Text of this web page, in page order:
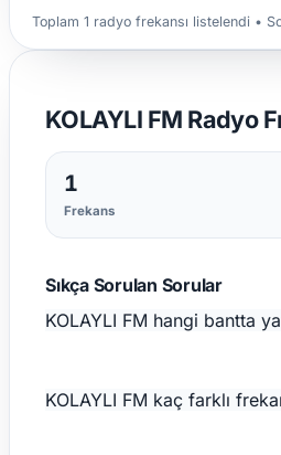
Toplam 1 radyo frekansı listelendi •
KOLAYLI FM Radyo
1
Frekans
Sıkça Sorulan Sorular
KOLAYLI FM hangi bantta
KOLAYLI FM kaç farklı